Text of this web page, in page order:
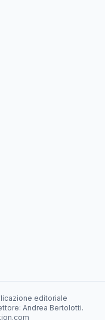
editoriale
Andrea Bertolotti.